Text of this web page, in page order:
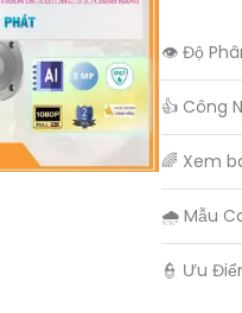
👁 Độ
👍 Công
🌈 Xem
🌧️ Mẫu
️👮 Ưu